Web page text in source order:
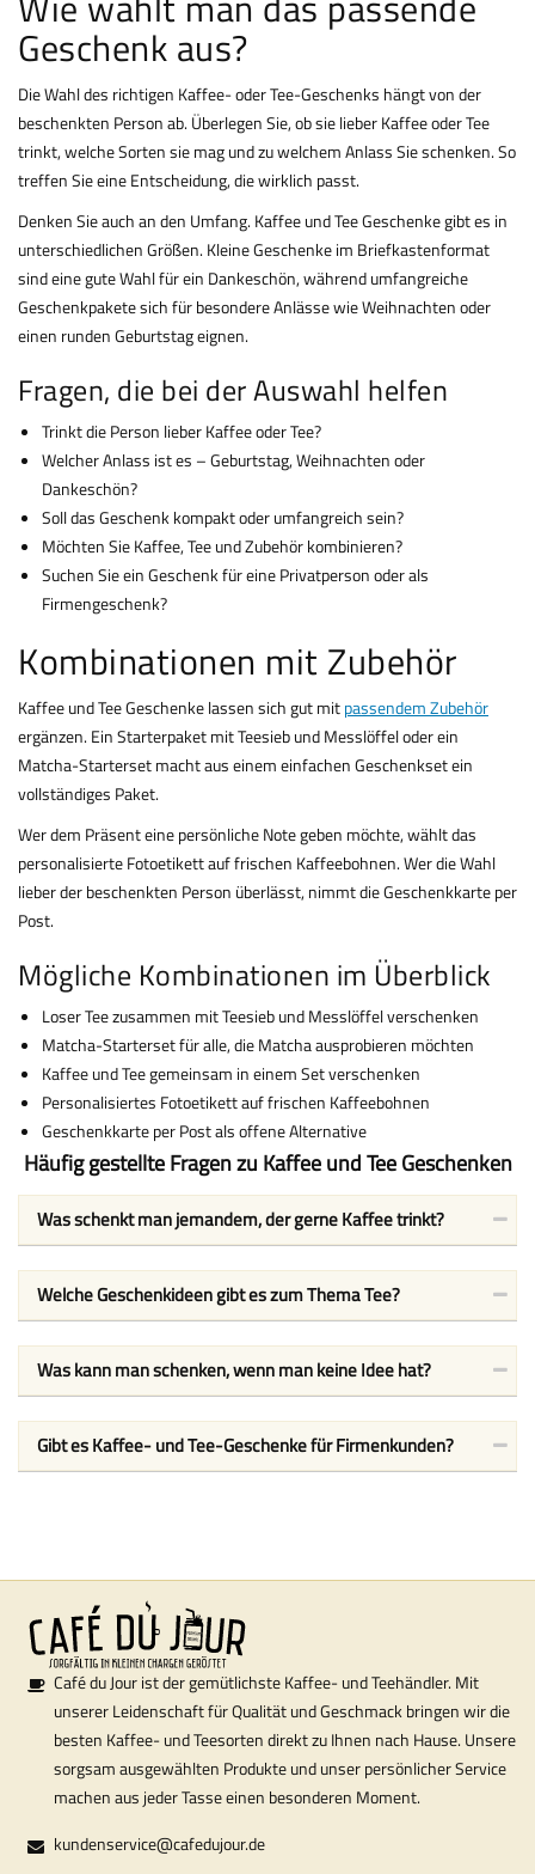
Geschenk aus?
Die Wahl des richtigen Kaffee- oder Tee-Geschenks hängt von der
beschenkten Person ab. Überlegen Sie, ob sie lieber Kaffee oder Tee
trinkt, welche Sorten sie mag und zu welchem Anlass Sie schenken. So
treffen Sie eine Entscheidung, die wirklich passt.
Denken Sie auch an den Umfang. Kaffee und Tee Geschenke gibt es in
unterschiedlichen Größen. Kleine Geschenke im Briefkastenformat
sind eine gute Wahl für ein Dankeschön, während umfangreiche
Geschenkpakete sich für besondere Anlässe wie Weihnachten oder
einen runden Geburtstag eignen.
Fragen, die bei der Auswahl helfen
Trinkt die Person lieber Kaffee oder Tee?
Welcher Anlass ist es – Geburtstag, Weihnachten oder
Dankeschön?
Soll das Geschenk kompakt oder umfangreich sein?
Möchten Sie Kaffee, Tee und Zubehör kombinieren?
Suchen Sie ein Geschenk für eine Privatperson oder als
Firmengeschenk?
Kombinationen mit Zubehör
Kaffee und Tee Geschenke lassen sich gut mitpassendem Zubehör
ergänzen. Ein Starterpaket mit Teesieb und Messlöffel oder ein
Matcha-Starterset macht aus einem einfachen Geschenkset ein
vollständiges Paket.
Wer dem Präsent eine persönliche Note geben möchte, wählt das
personalisierte Fotoetikett auf frischen Kaffeebohnen. Wer die Wahl
lieber der beschenkten Person überlässt, nimmt die Geschenkkarte per
Post.
Mögliche Kombinationen im Überblick
Loser Tee zusammen mit Teesieb und Messlöffel verschenken
Matcha-Starterset für alle, die Matcha ausprobieren möchten
Kaffee und Tee gemeinsam in einem Set verschenken
Personalisiertes Fotoetikett auf frischen Kaffeebohnen
Geschenkkarte per Post als offene Alternative
Häufig gestellte Fragen zu Kaffee und Tee Geschenken
Was schenkt man jemandem, der gerne Kaffee trinkt?
Welche Geschenkideen gibt es zum Thema Tee?
Was kann man schenken, wenn man keine Idee hat?
Gibt es Kaffee- und Tee-Geschenke für Firmenkunden?
Café du Jour ist der gemütlichste Kaffee- und Teehändler. Mit
unserer Leidenschaft für Qualität und Geschmack bringen wir die
besten Kaffee- und Teesorten direkt zu Ihnen nach Hause. Unsere
sorgsam ausgewählten Produkte und unser persönlicher Service
machen aus jeder Tasse einen besonderen Moment.
kundenservice@cafedujour.de